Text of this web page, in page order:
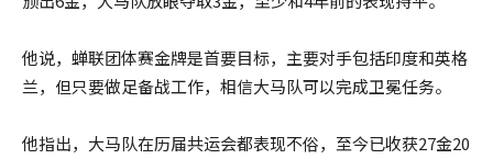
他说，蝉联团体赛金牌是首要目标，主要对手包括印度和英格
兰，但只要做足备战工作，相信大马队可以完成卫冕任务。
他指出，大马队在历届共运会都表现不俗，至今已收获27金20